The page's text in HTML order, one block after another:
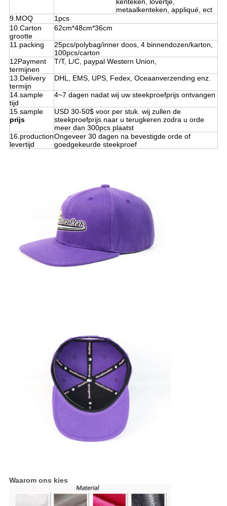
kenteken, lovertje,
metaalkenteken, appliqué, ect
9.MOQ
1pcs
10.Carton
grootte
62cm*48cm*36cm
11.packing
25pcs/polybag/inner doos, 4 binnendozen/karton,
100pcs/carton
12Payment
termijnen
T/T, L/C, paypal Western Union,
13.Delivery
termijn
DHL, EMS, UPS, Fedex, Oceaanverzending enz.
14.sample
tijd
4~7 dagen nadat wij uw steekproefprijs ontvangen
15.sample
prijs
USD 30-50$ voor per stuk. wij zullen de
steekproefprijs naar u terugkeren zodra u orde
meer dan 300pcs plaatst
16.production
levertijd
Ongeveer 30 dagen na bevestigde orde of
goedgekeurde steekproef
Waarom ons kies